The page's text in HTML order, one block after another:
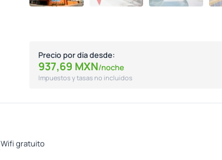
Precio por día desde:
937,69 MXN/noche
Impuestos y tasas no incluidos
Wifi gratuito